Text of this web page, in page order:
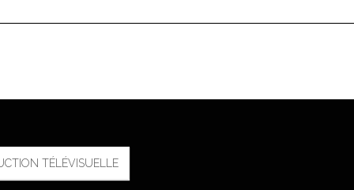
TÉLÉVISUELLE